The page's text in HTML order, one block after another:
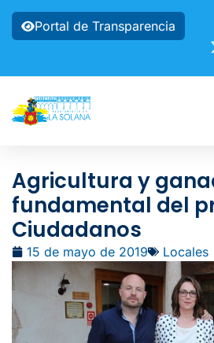
Portal de Transparencia
Agricultura y
fundamental del
Ciudadanos
15 de mayo de 2019 Locales